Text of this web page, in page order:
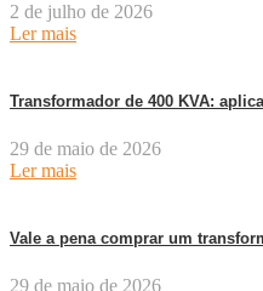
2 de julho de 2026
Ler mais
Transformador de 400 KVA:
29 de maio de 2026
Ler mais
Vale a pena comprar um
29 de maio de 2026